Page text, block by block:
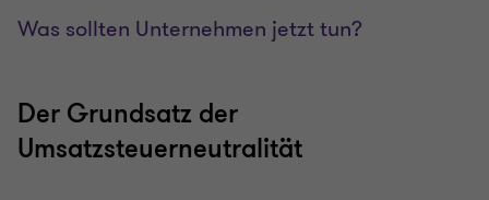
Was sollten Unternehmen jetzt tun?
Der Grundsatz der
Umsatzsteuerneutralität